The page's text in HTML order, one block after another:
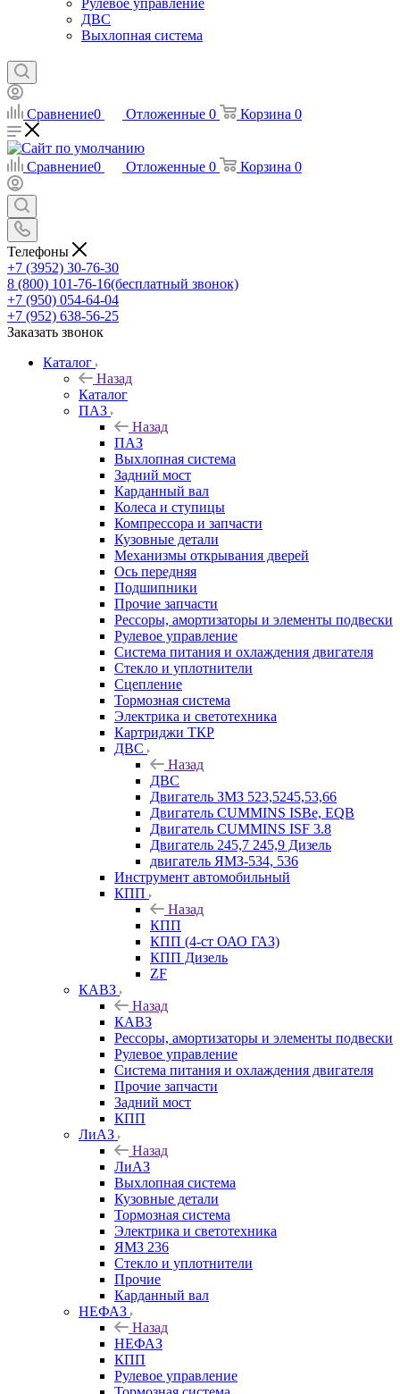
Рулевое управление
ДВС
Выхлопная система
Сравнение0 Отложенные 0 Корзина 0
Сравнение0 Отложенные 0 Корзина 0
Телефоны
+7 (3952) 30-76-30
8 (800) 101-76-16(бесплатный звонок)
+7 (950) 054-64-04
+7 (952) 638-56-25
Заказать звонок
Каталог
Назад
Каталог
ПАЗ
Назад
ПАЗ
Выхлопная система
Задний мост
Карданный вал
Колеса и ступицы
Компрессора и запчасти
Кузовные детали
Механизмы открывания дверей
Ось передняя
Подшипники
Прочие запчасти
Рессоры, амортизаторы и элементы подвески
Рулевое управление
Система питания и охлаждения двигателя
Стекло и уплотнители
Сцепление
Тормозная система
Электрика и светотехника
Картриджи ТКР
ДВС
Назад
ДВС
Двигатель ЗМЗ 523,5245,53,66
Двигатель CUMMINS ISBe, EQB
Двигатель CUMMINS ISF 3.8
Двигатель 245,7 245,9 Дизель
двигатель ЯМЗ-534, 536
Инструмент автомобильный
КПП
Назад
КПП
КПП (4-ст ОАО ГАЗ)
КПП Дизель
ZF
КАВЗ
Назад
КАВЗ
Рессоры, амортизаторы и элементы подвески
Рулевое управление
Система питания и охлаждения двигателя
Прочие запчасти
Задний мост
КПП
ЛиАЗ
Назад
ЛиАЗ
Выхлопная система
Кузовные детали
Тормозная система
Электрика и светотехника
ЯМЗ 236
Стекло и уплотнители
Прочие
Карданный вал
НЕФАЗ
Назад
НЕФАЗ
КПП
Рулевое управление